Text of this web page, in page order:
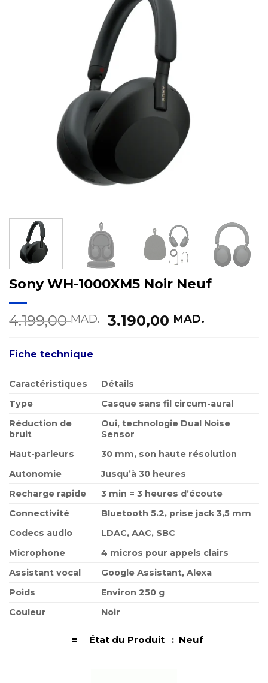
Sony WH-1000XM5 Noir Neuf
4.199,00MAD.
Le
4.199,00 MAD..
3.190,00 MAD.
Fiche technique
Caractéristiques
Détails
Type
Casque sans fil circum-aural
Réduction de
bruit
Oui, technologie Dual Noise
Sensor
Haut-parleurs
30 mm, son haute résolution
Autonomie
Jusqu’à 30 heures
Recharge rapide
3 min = 3 heures d’écoute
Connectivité
Bluetooth 5.2, prise jack 3,5 mm
Codecs audio
LDAC, AAC, SBC
Microphone
4 micros pour appels clairs
Assistant vocal
Google Assistant, Alexa
Poids
Environ 250 g
Couleur
Noir
≡ État du Produit : Neuf